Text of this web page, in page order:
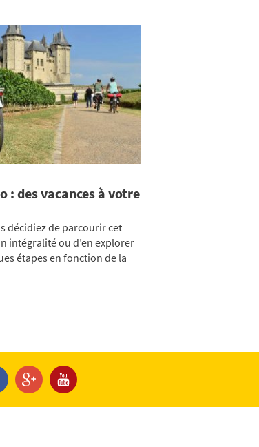
: des vacances à votre
décidiez de parcourir cet
intégralité ou d’en explorer
étapes en fonction de la